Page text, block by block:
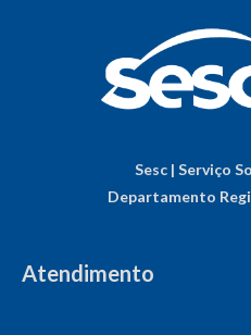
Sesc | Serviço
Departamento
Atendimento